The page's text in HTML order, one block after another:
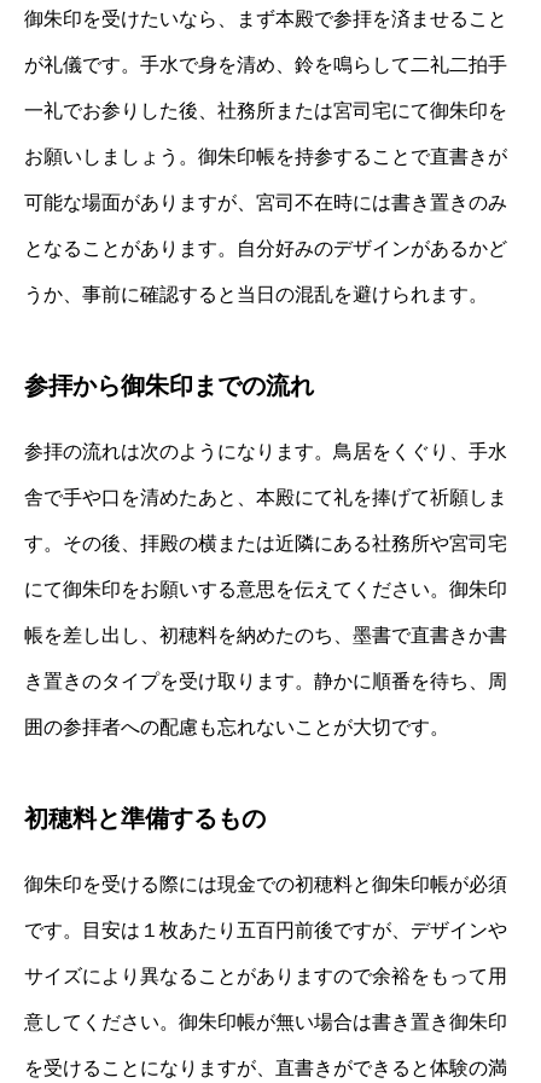
御朱印を受けたいなら、まず本殿で参拝を済ませること
が礼儀です。手水で身を清め、鈴を鳴らして二礼二拍手
一礼でお参りした後、社務所または宮司宅にて御朱印を
お願いしましょう。御朱印帳を持参することで直書きが
可能な場面がありますが、宮司不在時には書き置きのみ
となることがあります。自分好みのデザインがあるかど
うか、事前に確認すると当日の混乱を避けられます。
参拝から御朱印までの流れ
参拝の流れは次のようになります。鳥居をくぐり、手水
舎で手や口を清めたあと、本殿にて礼を捧げて祈願しま
す。その後、拝殿の横または近隣にある社務所や宮司宅
にて御朱印をお願いする意思を伝えてください。御朱印
帳を差し出し、初穂料を納めたのち、墨書で直書きか書
き置きのタイプを受け取ります。静かに順番を待ち、周
囲の参拝者への配慮も忘れないことが大切です。
初穂料と準備するもの
御朱印を受ける際には現金での初穂料と御朱印帳が必須
です。目安は１枚あたり五百円前後ですが、デザインや
サイズにより異なることがありますので余裕をもって用
意してください。御朱印帳が無い場合は書き置き御朱印
を受けることになりますが、直書きができると体験の満